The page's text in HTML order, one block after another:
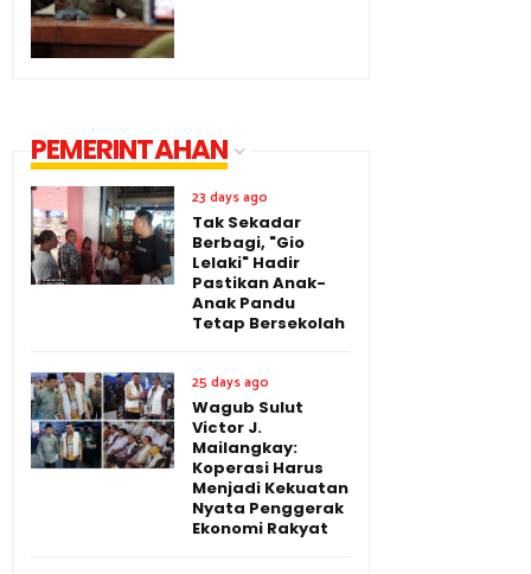
PEMERINTAHAN
23 days ago
Tak Sekadar
Berbagi, "Gio
Lelaki" Hadir
Pastikan Anak-
Anak Pandu
Tetap Bersekolah
25 days ago
Wagub Sulut
Victor J.
Mailangkay:
Koperasi Harus
Menjadi Kekuatan
Nyata Penggerak
Ekonomi Rakyat